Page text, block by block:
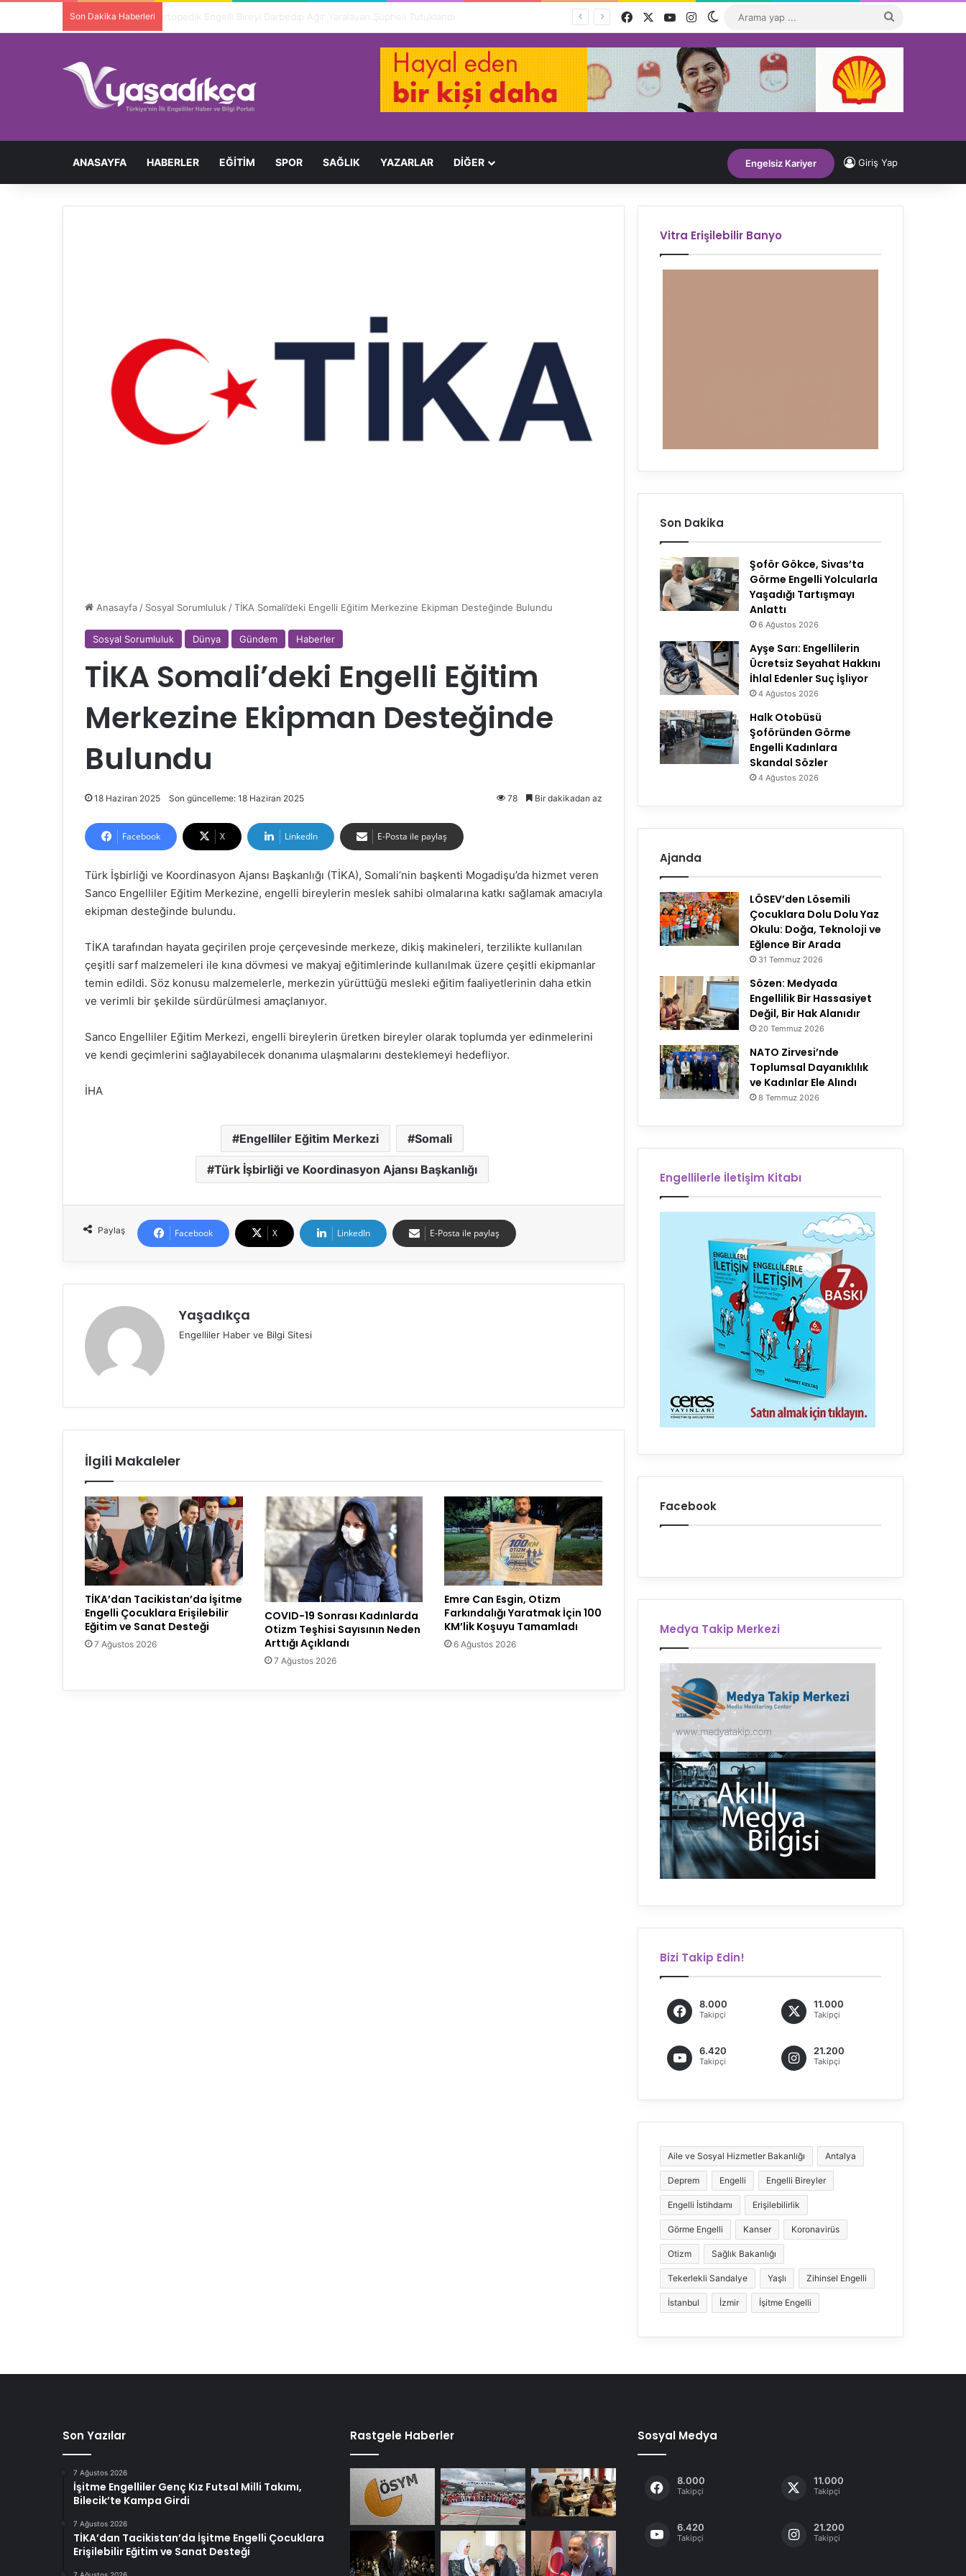
Son Dakika Haberleri Facebook YouTubeInstagramDış görünümü değiştir
...
ANASAYFA HABERLER EĞITIM SPOR SAĞLIK YAZARLAR DİĞER Engelsiz Kariyer Giriş Yap
Anasayfa/ Sosyal Sorumluluk/TİKA Somali’deki Engelli Eğitim Merkezine Ekipman Desteğinde Bulundu
Sosyal Sorumluluk Dünya Gündem Haberler
TİKA Somali’deki Engelli Eğitim
Merkezine Ekipman Desteğinde
Bulundu
18 Haziran 2025 Son güncelleme: 18 Haziran 2025 78 Bir dakikadan az
Facebook X LinkedIn E-Posta ile paylaş
Türk İşbirliği ve Koordinasyon Ajansı Başkanlığı (TİKA), Somali’nin başkenti Mogadişu’da hizmet veren
Sanco Engelliler Eğitim Merkezine, engelli bireylerin meslek sahibi olmalarına katkı sağlamak amacıyla
ekipman desteğinde bulundu.
TİKA tarafından hayata geçirilen proje çerçevesinde merkeze, dikiş makineleri, terzilikte kullanılan
çeşitli sarf malzemeleri ile kına dövmesi ve makyaj eğitimlerinde kullanılmak üzere çeşitli ekipmanlar
temin edildi. Söz konusu malzemelerle, merkezin yürüttüğü mesleki eğitim faaliyetlerinin daha etkin
ve verimli bir şekilde sürdürülmesi amaçlanıyor.
Sanco Engelliler Eğitim Merkezi, engelli bireylerin üretken bireyler olarak toplumda yer edinmelerini
ve kendi geçimlerini sağlayabilecek donanıma ulaşmalarını desteklemeyi hedefliyor.
İHA
Engelliler Eğitim Merkezi Somali
Türk İşbirliği ve Koordinasyon Ajansı Başkanlığı
Paylaş Facebook X LinkedIn E-Posta ile paylaş
Yaşadıkça
Engelliler Haber ve Bilgi Sitesi
İlgili Makaleler
TİKA’dan Tacikistan’da İşitme
Engelli Çocuklara Erişilebilir
Eğitim ve Sanat Desteği
7 Ağustos 2026
COVID-19 Sonrası Kadınlarda
Otizm Teşhisi Sayısının Neden
Arttığı Açıklandı
7 Ağustos 2026
Emre Can Esgin, Otizm
Farkındalığı Yaratmak İçin 100
KM’lik Koşuyu Tamamladı
6 Ağustos 2026
Vitra Erişilebilir Banyo
Son Dakika
Şoför Gökce, Sivas’ta
Görme Engelli Yolcularla
Yaşadığı Tartışmayı
Anlattı
6 Ağustos 2026
Ayşe Sarı: Engellilerin
Ücretsiz Seyahat Hakkını
İhlal Edenler Suç İşliyor
4 Ağustos 2026
Halk Otobüsü
Şoföründen Görme
Engelli Kadınlara
Skandal Sözler
4 Ağustos 2026
Ajanda
LÖSEV’den Lösemili
Çocuklara Dolu Dolu Yaz
Okulu: Doğa, Teknoloji ve
Eğlence Bir Arada
31 Temmuz 2026
Sözen: Medyada
Engellilik Bir Hassasiyet
Değil, Bir Hak Alanıdır
20 Temmuz 2026
NATO Zirvesi’nde
Toplumsal Dayanıklılık
ve Kadınlar Ele Alındı
8 Temmuz 2026
Engellilerle İletişim Kitabı
Facebook
Medya Takip Merkezi
Bizi Takip Edin!
8.000
Takipçi
11.000
Takipçi
6.420
Takipçi
21.200
Takipçi
Aile ve Sosyal Hizmetler Bakanlığı Antalya
Deprem Engelli Engelli Bireyler
Engelli İstihdamı Erişilebilirlik
Görme Engelli Kanser Koronavirüs
Otizm Sağlık Bakanlığı
Tekerlekli Sandalye Yaşlı Zihinsel Engelli
İstanbul İzmir İşitme Engelli
Son Yazılar
7 Ağustos 2026
İşitme Engelliler Genç Kız Futsal Milli Takımı,
Bilecik’te Kampa Girdi
7 Ağustos 2026
TİKA’dan Tacikistan’da İşitme Engelli Çocuklara
Erişilebilir Eğitim ve Sanat Desteği
Rastgele Haberler Sosyal Medya
8.000
Takipçi
11.000
Takipçi
6.420
Takipçi
21.200
Takipçi